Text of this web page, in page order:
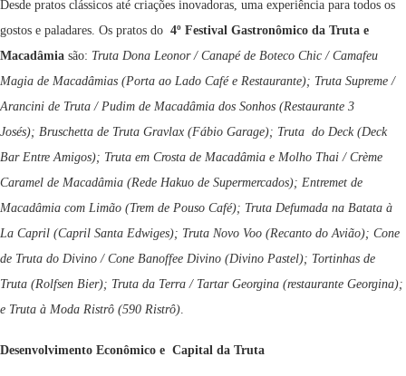
Desde pratos clássicos até criações inovadoras, uma experiência para todos os
gostos e paladares. Os pratos do 4º Festival Gastronômico da Truta e
Macadâmia são: Truta Dona Leonor / Canapé de Boteco Chic / Camafeu
Magia de Macadâmias (Porta ao Lado Café e Restaurante); Truta Supreme /
Arancini de Truta / Pudim de Macadâmia dos Sonhos (Restaurante 3
Josés); Bruschetta de Truta Gravlax (Fábio Garage); Truta do Deck (Deck
Bar Entre Amigos); Truta em Crosta de Macadâmia e Molho Thai / Crème
Caramel de Macadâmia (Rede Hakuo de Supermercados); Entremet de
Macadâmia com Limão (Trem de Pouso Café); Truta Defumada na Batata à
La Capril (Capril Santa Edwiges); Truta Novo Voo (Recanto do Avião); Cone
de Truta do Divino / Cone Banoffee Divino (Divino Pastel); Tortinhas de
Truta (Rolfsen Bier); Truta da Terra / Tartar Georgina (restaurante Georgina);
e Truta à Moda Ristrô (590 Ristrô).
Desenvolvimento Econômico e Capital da Truta